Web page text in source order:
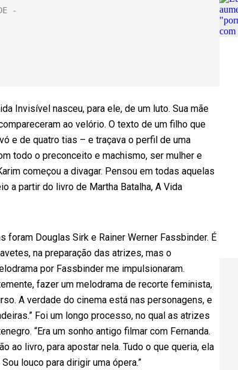
Invisível nasceu, para ele, de um luto. Sua mãe
ao velório. O texto de um filho que
e de quatro tias – e traçava o perfil de uma
todo o preconceito e machismo, ser mulher e
começou a divagar. Pensou em todas aquelas
a partir do livro de Martha Batalha, A Vida
foram Douglas Sirk e Rainer Werner Fassbinder. É
na preparação das atrizes, mas o
por Fassbinder me impulsionaram.
fazer um melodrama de recorte feminista,
A verdade do cinema está nas personagens, e
Foi um longo processo, no qual as atrizes
“Era um sonho antigo filmar com Fernanda.
ao livro, para apostar nela. Tudo o que queria, ela
louco para dirigir uma ópera.”